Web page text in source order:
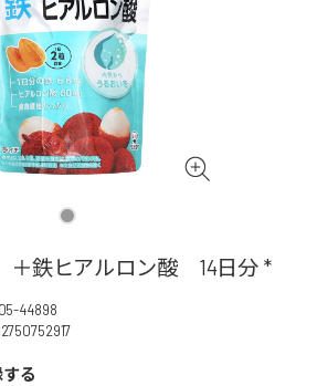
鉄ヒアルロン酸 14日分 *
44898
る